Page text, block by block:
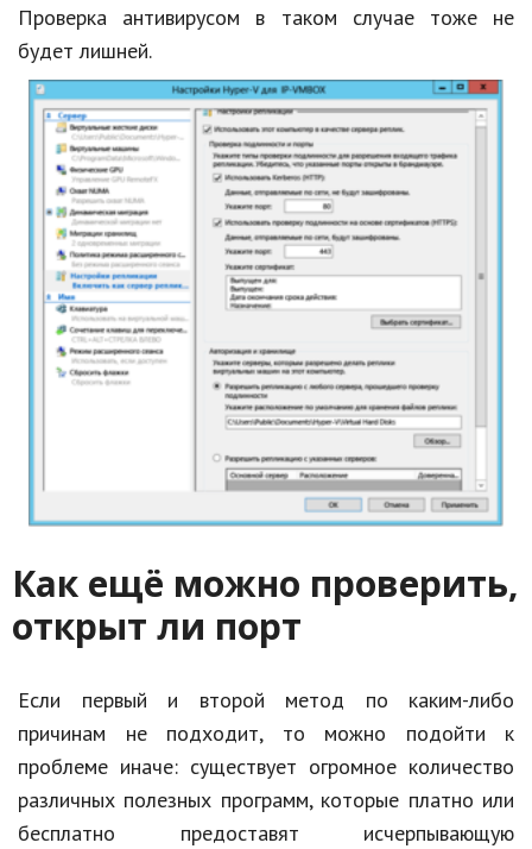
Проверка антивирусом в таком случае тоже не
будет лишней.
Как ещё можно проверить,
открыт ли порт
Если первый и второй метод по каким-либо
причинам не подходит, то можно подойти к
проблеме иначе: существует огромное количество
различных полезных программ, которые платно или
бесплатно предоставят исчерпывающую